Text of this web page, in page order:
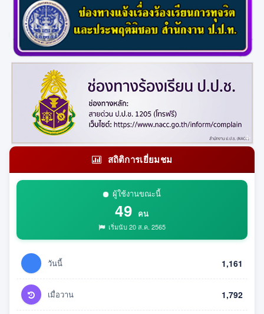
สถิติการเยี่ยมชม
ผู้ใช้งานขณะนี้
49 คน
เริ่มนับ 20 ส.ค. 2565
วันนี้ 1,161
เมื่อวาน 1,792